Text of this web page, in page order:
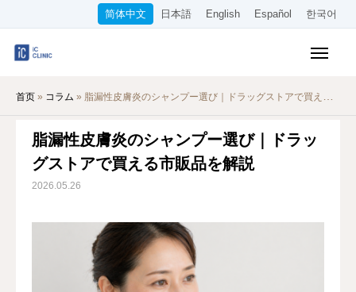
简体中文 日本語 English Español 한국어
首页 » コラム » 脂漏性皮膚炎のシャンプー選び｜ドラッグストアで買える市販品を解説
脂漏性皮膚炎のシャンプー選び｜ドラッ
グストアで買える市販品を解説
2026.05.26
收费标准
在线诊疗
关于本院